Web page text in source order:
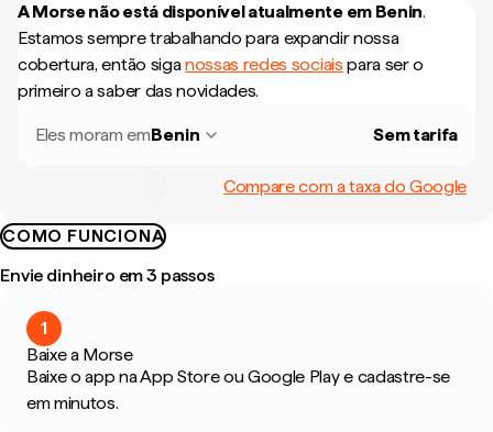
A Morse não está disponível atualmente em Benin.
Estamos sempre trabalhando para expandir nossa
cobertura, então siganossas redes sociais para ser o
primeiro a saber das novidades.
Eles moram emBenin Sem tarifa
Compare com a taxa do Google
COMO FUNCIONA
Envie dinheiro em 3 passos
1
Baixe a Morse
Baixe o app na App Store ou Google Play e cadastre-se
em minutos.